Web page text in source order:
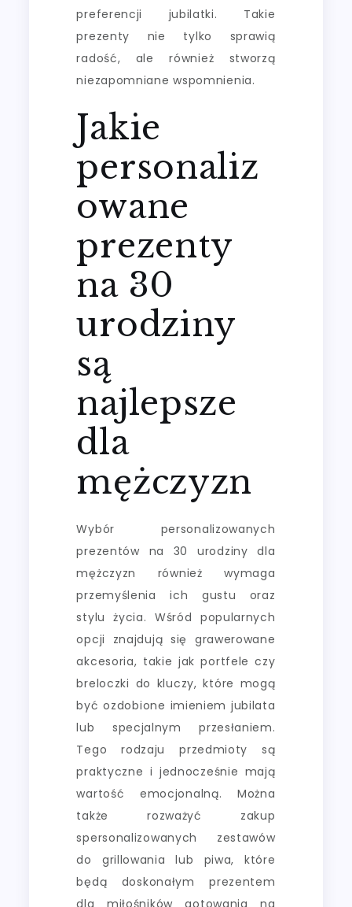
preferencji jubilatki. Takie
prezenty nie tylko sprawią
radość, ale również stworzą
niezapomniane wspomnienia.
Jakie
personaliz
owane
prezenty
na 30
urodziny
są
najlepsze
dla
mężczyzn
Wybór personalizowanych
prezentów na 30 urodziny dla
mężczyzn również wymaga
przemyślenia ich gustu oraz
stylu życia. Wśród popularnych
opcji znajdują się grawerowane
akcesoria, takie jak portfele czy
breloczki do kluczy, które mogą
być ozdobione imieniem jubilata
lub specjalnym przesłaniem.
Tego rodzaju przedmioty są
praktyczne i jednocześnie mają
wartość emocjonalną. Można
także rozważyć zakup
spersonalizowanych zestawów
do grillowania lub piwa, które
będą doskonałym prezentem
dla miłośników gotowania na